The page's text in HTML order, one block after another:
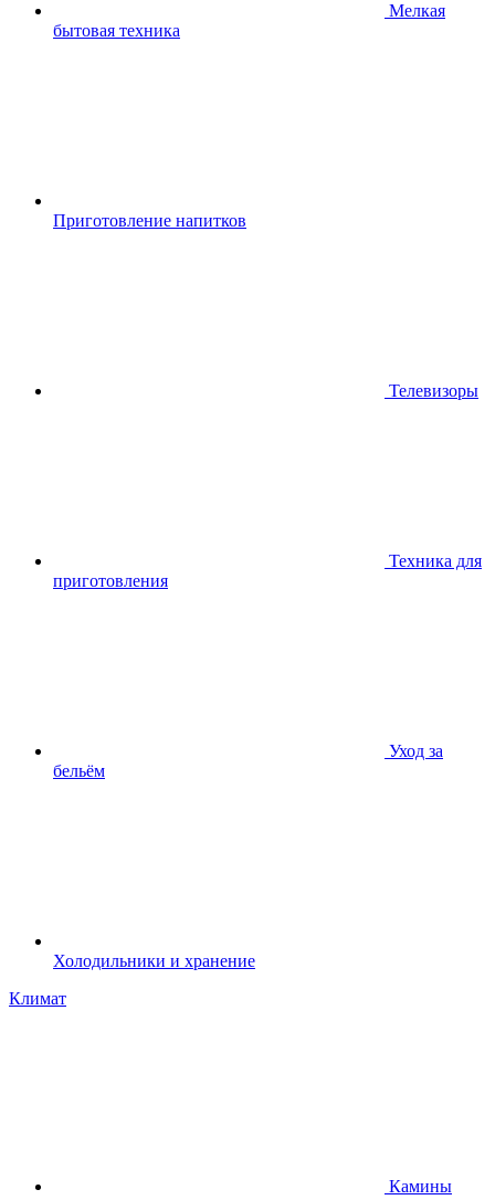
Мелкая
бытовая техника
Приготовление напитков
Телевизоры
Техника для
приготовления
Уход за
бельём
Холодильники и хранение
Климат
Камины